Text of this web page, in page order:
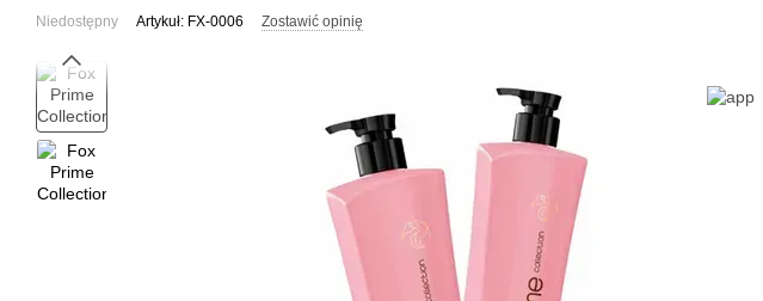
Niedostępny Artykuł: FX-0006 Zostawić opinię